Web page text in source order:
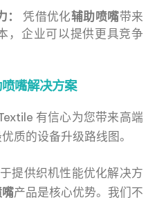
凭借优化辅助喷嘴带来
，企业可以提供更具竞争
嘴解决方案
有信心为您带来高端
质的设备升级路线图。
提供织机性能优化解决方
产品是核心优势。我们不